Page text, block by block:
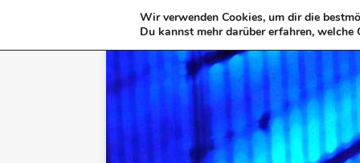
Wir verwenden Cookies, um dir die
Du kannst mehr darüber erfahren,